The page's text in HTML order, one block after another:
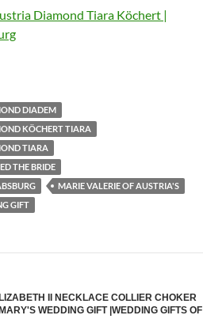
Diamond Tiara Köchert |
DIADEM
KÖCHERT TIARA
TIARA
THE BRIDE
MARIE VALERIE OF AUSTRIA'S
GIFT
II NECKLACE COLLIER CHOKER
WEDDING GIFT |WEDDING GIFTS OF